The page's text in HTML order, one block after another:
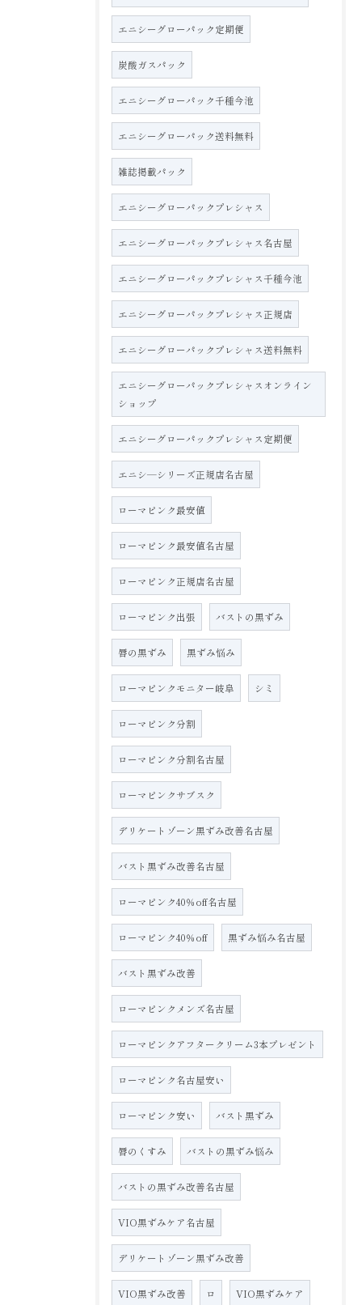
エニシーグローパック定期便
炭酸ガスパック
エニシーグローパック千種今池
エニシーグローパック送料無料
雑誌掲載パック
エニシーグローパックプレシャス
エニシーグローパックプレシャス名古屋
エニシーグローパックプレシャス千種今池
エニシーグローパックプレシャス正規店
エニシーグローパックプレシャス送料無料
エニシーグローパックプレシャスオンライン
ショップ
エニシーグローパックプレシャス定期便
エニシ―シリーズ正規店名古屋
ローマピンク最安値
ローマピンク最安値名古屋
ローマピンク正規店名古屋
ローマピンク出張 バストの黒ずみ
唇の黒ずみ 黒ずみ悩み
ローマピンクモニター岐阜 シミ
ローマピンク分割
ローマピンク分割名古屋
ローマピンクサブスク
デリケートゾーン黒ずみ改善名古屋
バスト黒ずみ改善名古屋
ローマピンク40％off名古屋
ローマピンク40％off 黒ずみ悩み名古屋
バスト黒ずみ改善
ローマピンクメンズ名古屋
ローマピンクアフタークリーム3本プレゼント
ローマピンク名古屋安い
ローマピンク安い バスト黒ずみ
唇のくすみ バストの黒ずみ悩み
バストの黒ずみ改善名古屋
VIO黒ずみケア名古屋
デリケートゾーン黒ずみ改善
VIO黒ずみ改善 ロ VIO黒ずみケア